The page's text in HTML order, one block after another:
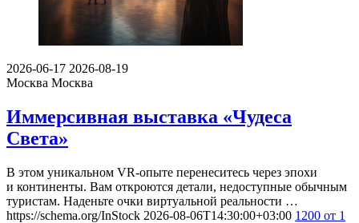
2026-06-17 2026-08-19
Москва Москва
Иммерсивная выставка «Чудеса
Света»
В этом уникальном VR-опыте перенеситесь через эпохи
и континенты. Вам откроются детали, недоступные обычным
туристам. Наденьте очки виртуальной реальности …
https://schema.org/InStock 2026-08-06T14:30:00+03:00 1200 от 1